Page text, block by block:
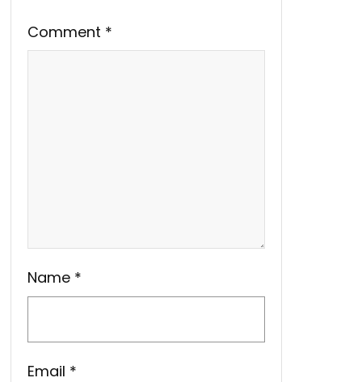
Comment *
Name *
Email *